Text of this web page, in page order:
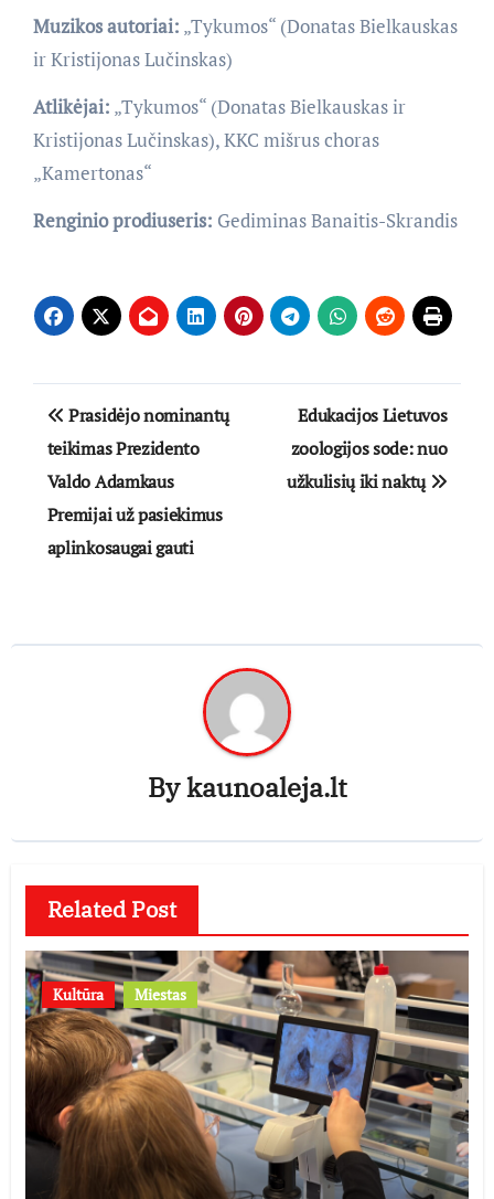
Muzikos autoriai: „Tykumos“ (Donatas Bielkauskas
ir Kristijonas Lučinskas)
Atlikėjai: „Tykumos“ (Donatas Bielkauskas ir
Kristijonas Lučinskas), KKC mišrus choras
„Kamertonas“
Renginio prodiuseris: Gediminas Banaitis-Skrandis
Navigacija
tarp
įrašų
Prasidėjo nominantų
teikimas Prezidento
Valdo Adamkaus
Premijai už pasiekimus
aplinkosaugai gauti
Edukacijos Lietuvos
zoologijos sode: nuo
užkulisių iki naktų
Bykaunoaleja.lt
Related Post
Kultūra Miestas